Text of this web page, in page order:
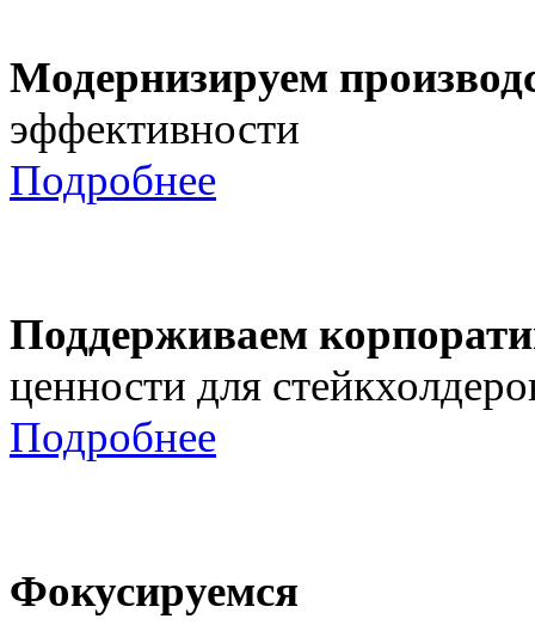
Модернизируем
эффективности
Подробнее
Поддерживаем
ценности для
Подробнее
Фокусируемся